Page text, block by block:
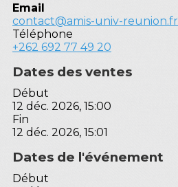
Email
contact@amis-univ-reunion.fr
Téléphone
+262 692 77 49 20
Dates des ventes
Début
12 déc. 2026, 15:00
Fin
12 déc. 2026, 15:01
Dates de l'événement
Début